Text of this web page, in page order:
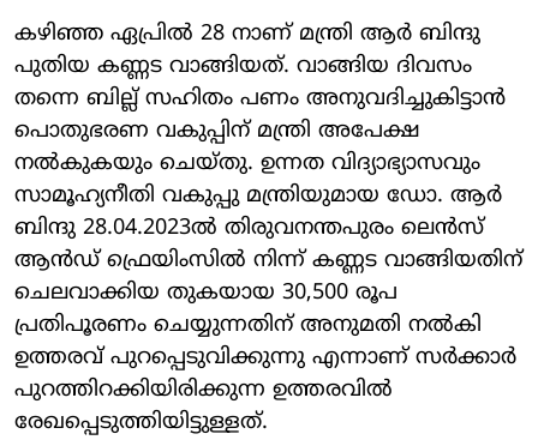
കഴിഞ്ഞ ഏപ്രില്‍ 28 നാണ് മന്ത്രി ആര്‍ ബിന്ദു
പുതിയ കണ്ണട വാങ്ങിയത്. വാങ്ങിയ ദിവസം
തന്നെ ബില്ല് സഹിതം പണം അനുവദിച്ചുകിട്ടാന്‍
പൊതുഭരണ വകുപ്പിന് മന്ത്രി അപേക്ഷ
നല്‍കുകയും ചെയ്തു. ഉന്നത വിദ്യാഭ്യാസവും
സാമൂഹ്യനീതി വകുപ്പു മന്ത്രിയുമായ ഡോ. ആര്‍
ബിന്ദു 28.04.2023ല്‍ തിരുവനന്തപുരം ലെന്‍സ്
ആന്‍ഡ് ഫ്രെയിംസില്‍ നിന്ന് കണ്ണട വാങ്ങിയതിന്
ചെലവാക്കിയ തുകയായ 30,500 രൂപ
പ്രതിപൂരണം ചെയ്യുന്നതിന് അനുമതി നല്‍കി
ഉത്തരവ് പുറപ്പെടുവിക്കുന്നു എന്നാണ് സര്‍ക്കാര്‍
പുറത്തിറക്കിയിരിക്കുന്ന ഉത്തരവില്‍
രേഖപ്പെടുത്തിയിട്ടുള്ളത്.